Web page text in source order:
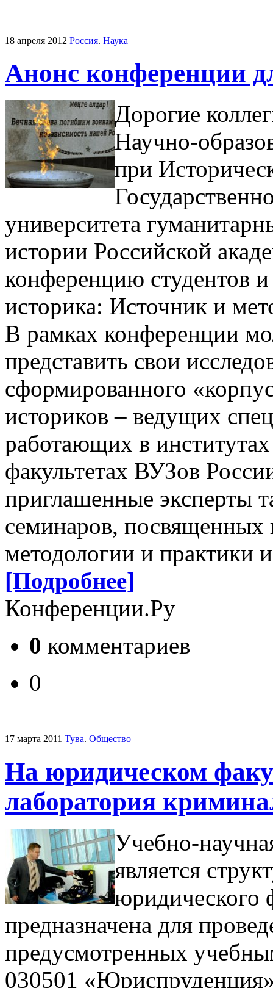
18 апреля 2012 Россия. Наука
Анонс конференции
Дорогие
Научно-
при
университета
истории Российской
конференцию студентов
историка: Источник и
В рамках конференции
представить свои
сформированного
историков – ведущих
работающих в
факультетах ВУЗов
приглашенные эксперты
семинаров, посвященных
методологии и практики
[Подробнее]
Конференции.Ру
0 комментариев
0
17 марта 2011 Тува. Общество
На юридическом
лаборатория
Учебно-
является
юридического
предназначена для
предусмотренных
030501